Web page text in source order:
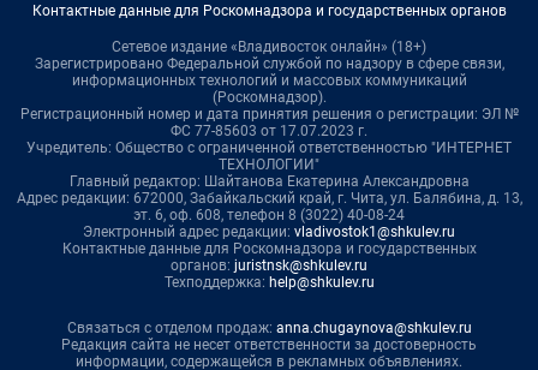
Контактные данные для Роскомнадзора и государственных органов
Сетевое издание «Владивосток онлайн» (18+)
Зарегистрировано Федеральной службой по надзору в сфере связи,
информационных технологий и массовых коммуникаций
(Роскомнадзор).
Регистрационный номер и дата принятия решения о регистрации: ЭЛ №
ФС 77-85603 от 17.07.2023 г.
Учредитель: Общество с ограниченной ответственностью "ИНТЕРНЕТ
ТЕХНОЛОГИИ"
Главный редактор: Шайтанова Екатерина Александровна
Адрес редакции: 672000, Забайкальский край, г. Чита, ул. Балябина, д. 13,
эт. 6, оф. 608, телефон 8 (3022) 40-08-24
Электронный адрес редакции: vladivostok1@shkulev.ru
Контактные данные для Роскомнадзора и государственных
органов: juristnsk@shkulev.ru
Техподдержка: help@shkulev.ru
Связаться с отделом продаж: anna.chugaynova@shkulev.ru
Редакция сайта не несет ответственности за достоверность
информации, содержащейся в рекламных объявлениях.